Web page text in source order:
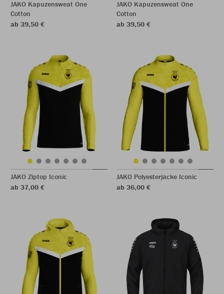
JAKO Kapuzensweat One
Cotton
ab 39,50 €
JAKO Kapuzensweat One
Cotton
ab 39,50 €
JAKO Ziptop Iconic
ab 37,00 €
JAKO Polyesterjacke Iconic
ab 36,00 €